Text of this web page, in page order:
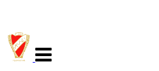
navigasjon